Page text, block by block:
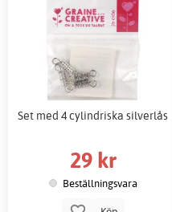
Set med 4 cylindriska silverlås
29 kr
Beställningsvara